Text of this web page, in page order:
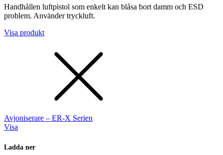
Handhållen luftpistol som enkelt kan blåsa bort damm och ESD
problem. Använder tryckluft.
Visa produkt
Avjoniserare – ER-X Serien
Visa
Ladda ner